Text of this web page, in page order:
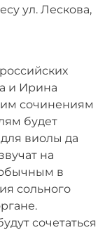
ул. Лескова,
и Ирина
сочинениям
будет
виолы да
на
в
сольного
сочетаться